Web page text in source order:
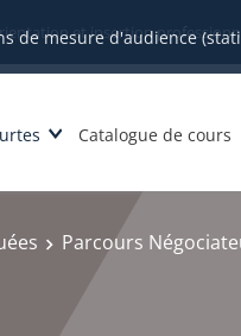
de mesure d'audience
et insertion
Catalogue de cours
Parcours